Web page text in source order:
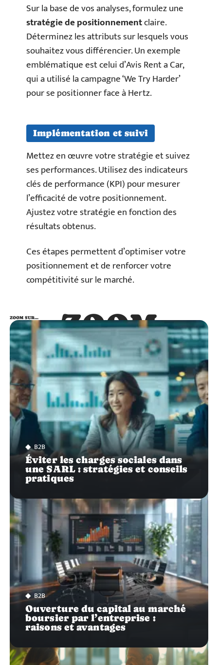
Sur la base de vos analyses, formulez une
stratégie de positionnementclaire.
Déterminez les attributs sur lesquels vous
souhaitez vous différencier. Un exemple
emblématique est celui d’Avis Rent a Car,
qui a utilisé la campagne ‘We Try Harder’
pour se positionner face à Hertz.
Implémentation et suivi
Mettez en œuvre votre stratégie et suivez
ses performances. Utilisez des indicateurs
clés de performance (KPI) pour mesurer
l’efficacité de votre positionnement.
Ajustez votre stratégie en fonction des
résultats obtenus.
Ces étapes permettent d’optimiser votre
positionnement et de renforcer votre
compétitivité sur le marché.
ZOOM
SUR…
ZOOM SUR…
B2B
Éviter les charges sociales dans
une SARL : stratégies et conseils
pratiques
B2B
Ouverture du capital au marché
boursier par l’entreprise :
raisons et avantages